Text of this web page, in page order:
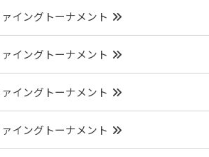
イングトーナメント
イングトーナメント
イングトーナメント
イングトーナメント